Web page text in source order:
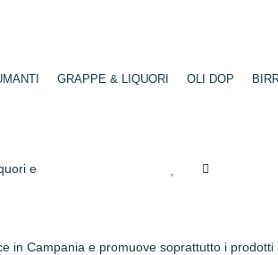
GRAPPE & LIQUORI OLI DOP
in Campania e promuove soprattutto i prodotti